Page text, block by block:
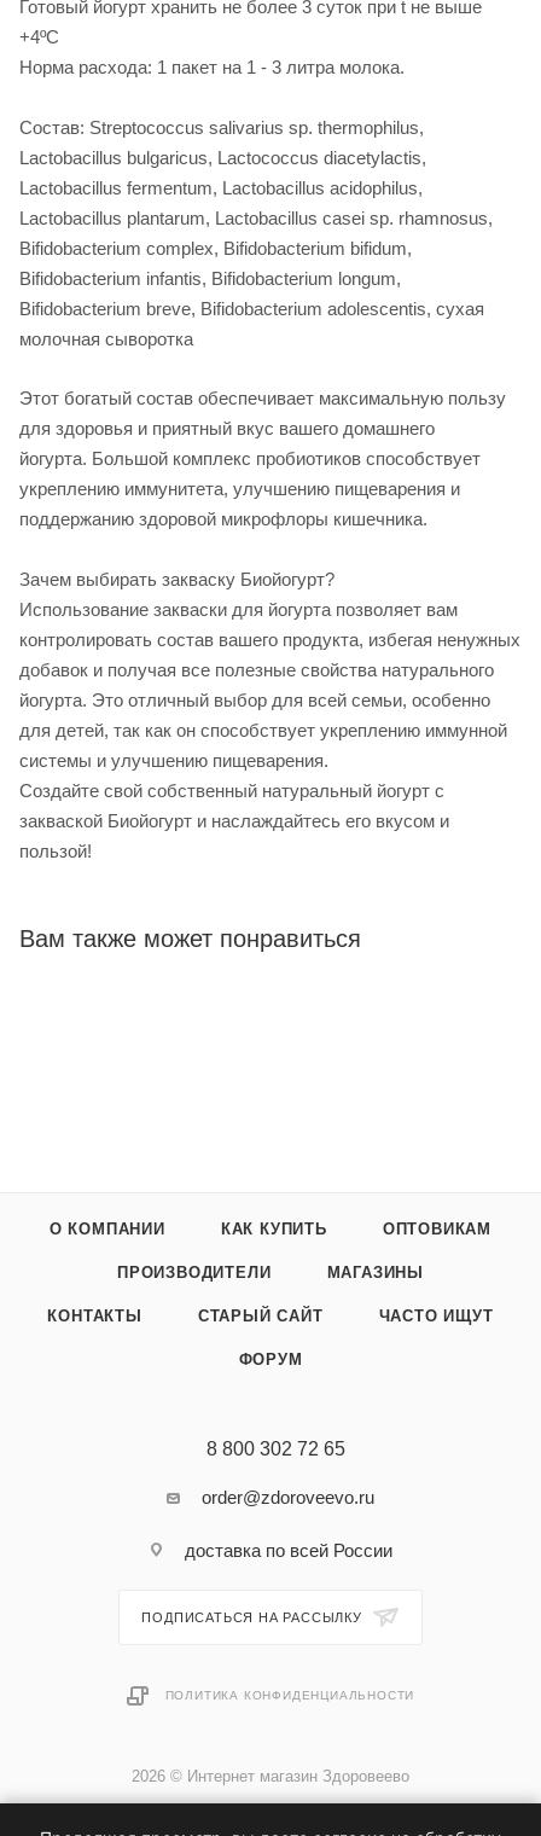
Готовый йогурт хранить не более 3 суток при t не выше
+4ºС
Норма расхода: 1 пакет на 1 - 3 литра молока.
Состав: Streptococcus salivarius sp. thermophilus,
Lactobacillus bulgaricus, Lactococcus diacetylactis,
Lactobacillus fermentum, Lactobacillus acidophilus,
Lactobacillus plantarum, Lactobacillus casei sp. rhamnosus,
Bifidobacterium complex, Bifidobacterium bifidum,
Bifidobacterium infantis, Bifidobacterium longum,
Bifidobacterium breve, Bifidobacterium adolescentis, сухая
молочная сыворотка
Этот богатый состав обеспечивает максимальную пользу
для здоровья и приятный вкус вашего домашнего
йогурта. Большой комплекс пробиотиков способствует
укреплению иммунитета, улучшению пищеварения и
поддержанию здоровой микрофлоры кишечника.
Зачем выбирать закваску Биойогурт?
Использование закваски для йогурта позволяет вам
контролировать состав вашего продукта, избегая ненужных
добавок и получая все полезные свойства натурального
йогурта. Это отличный выбор для всей семьи, особенно
для детей, так как он способствует укреплению иммунной
системы и улучшению пищеварения.
Создайте свой собственный натуральный йогурт с
закваской Биойогурт и наслаждайтесь его вкусом и
пользой!
Вам также может понравиться
О КОМПАНИИ КАК КУПИТЬ ОПТОВИКАМ
ПРОИЗВОДИТЕЛИ МАГАЗИНЫ
КОНТАКТЫ СТАРЫЙ САЙТ ЧАСТО ИЩУТ
ФОРУМ
8 800 302 72 65
order@zdoroveevo.ru
доставка по всей России
ПОДПИСАТЬСЯ НА РАССЫЛКУ
ПОЛИТИКА КОНФИДЕНЦИАЛЬНОСТИ
2026 © Интернет магазин Здоровеево